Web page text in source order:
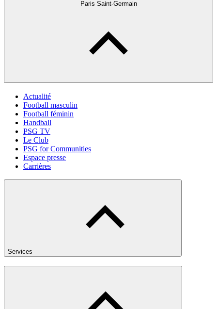
Paris Saint-Germain
Actualité
Football masculin
Football féminin
Handball
PSG TV
Le Club
PSG for Communities
Espace presse
Carrières
Services